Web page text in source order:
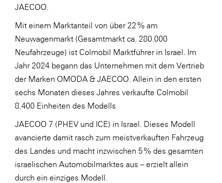
VALETTA
Verband Druck Medien Österreich
Wirtschaftskammer Salzburg
WKS Fachgruppe Fahrzeughandel und
Fahrzeugtechnik
WKS Fachgruppe Finanzdienstleister
WK UBIT
Zühlke
Media
JAECOO.
Mit einem Marktanteil von über 22 % am
Neuwagenmarkt (Gesamtmarkt ca. 280.000
Neufahrzeuge) ist Colmobil Marktführer in Israel. Im
Jahr 2024 begann das Unternehmen mit dem Vertrieb
der Marken OMODA & JAECOO. Allein in den ersten
sechs Monaten dieses Jahres verkaufte Colmobil
8.400 Einheiten des Modells
JAECOO 7 (PHEV und ICE) in Israel. Dieses Modell
avancierte damit rasch zum meistverkauften Fahrzeug
des Landes und macht inzwischen 5 % des gesamten
israelischen Automobilmarktes aus – erzielt allein
durch ein einziges Modell.